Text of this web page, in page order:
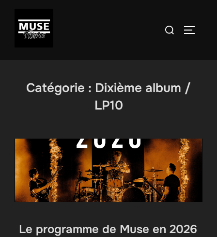
contenu
Rechercher :
Catégorie : Dixième album /
LP10
Le programme de Muse en 2026